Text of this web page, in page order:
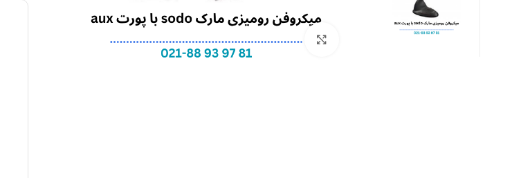
بزرگنمایی تصویر